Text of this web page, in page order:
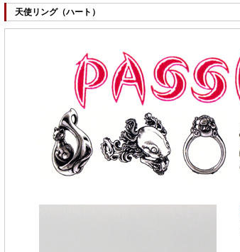
天使リング（ハート）